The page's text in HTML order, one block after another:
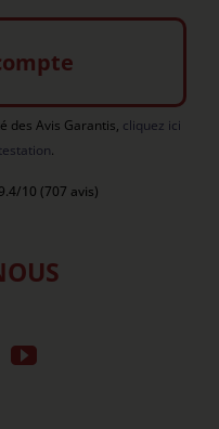
des Avis Garantis, cliquez ici
.